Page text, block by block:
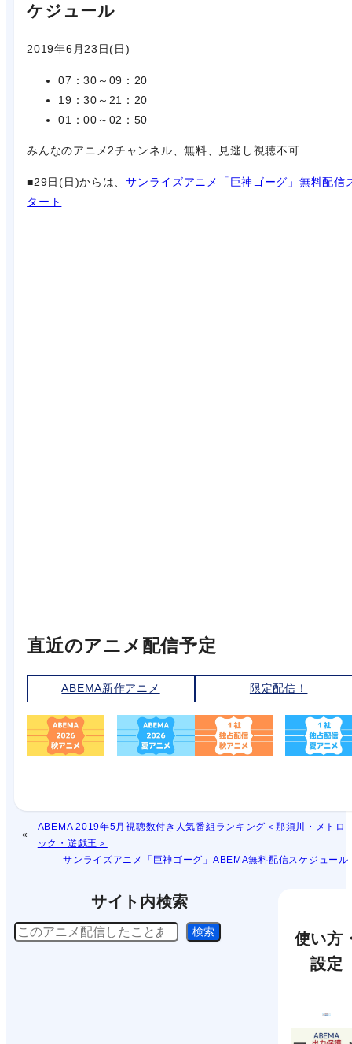
ケジュール
2019年6月23日(日)
07：30～09：20
19：30～21：20
01：00～02：50
みんなのアニメ2チャンネル、無料、見逃し視聴不可
■29日(日)からは、サンライズアニメ「巨神ゴーグ」無料配信
タート
直近のアニメ配信予定
ABEMA新作アニメ 限定配信！
ABEMA 2019年5月視聴数付き人気番組ランキング＜那須川・メトロ
ック・遊戯王＞
サンライズアニメ「巨神ゴーグ」ABEMA無料配信スケジュール
サイト内検索
検
検索
使い方
設定